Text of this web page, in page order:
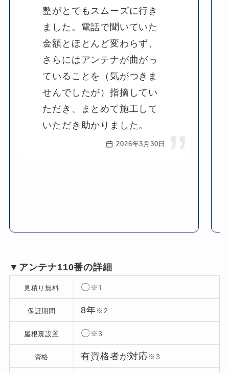
整がとてもスムーズに行き
ました。電話で聞いていた
金額とほとんど変わらず、
さらにはアンテナが曲がっ
ていることを（気がつきま
せんでしたが）指摘してい
ただき、まとめて施工して
いただき助かりました。
2026年3月30日
▼アンテナ110番の詳細
見積り無料 〇 ※1
保証期間 8年※2
屋根裏設置 〇 ※3
資格 有資格者が対応※3